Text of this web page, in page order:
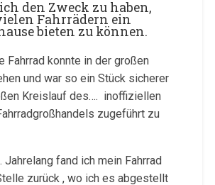
den Zweck zu haben,
Fahrrädern ein
bieten zu können.
Fahrrad konnte in der großen
und war so ein Stück sicherer
Kreislauf des…. inoffiziellen
zugeführt zu
Jahrelang fand ich mein Fahrrad
zurück , wo ich es abgestellt